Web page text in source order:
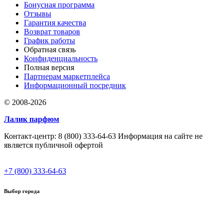
Бонусная программа
Отзывы
Гарантия качества
Возврат товаров
График работы
Обратная связь
Конфиденциальность
Полная версия
Партнерам маркетплейса
Информационный посредник
© 2008-2026
Лалик парфюм
Контакт-центр: 8 (800) 333-64-63 Информация на сайте не
является публичной офертой
+7 (800) 333-64-63
Выбор города